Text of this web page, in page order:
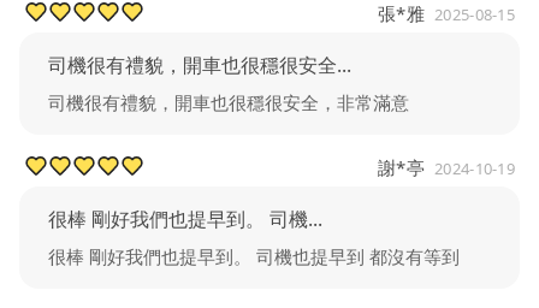
張*雅 2025-08-15
司機很有禮貌，開車也很穩很安全...
司機很有禮貌，開車也很穩很安全，非常滿意
謝*亭 2024-10-19
很棒 剛好我們也提早到。 司機...
很棒 剛好我們也提早到。 司機也提早到 都沒有等到